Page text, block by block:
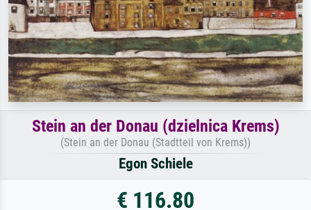
Stein an der Donau (dzielnica Krems)
(Stein an der Donau (Stadtteil von Krems))
Egon Schiele
€ 116.80